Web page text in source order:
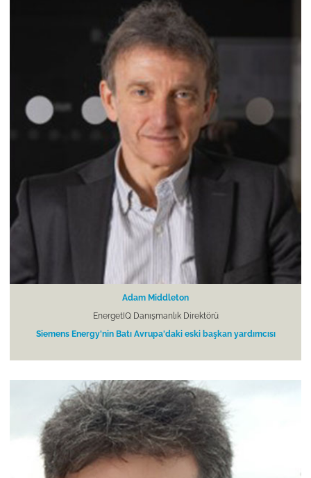
Adam Middleton
EnergetIQ Danışmanlık Direktörü
Siemens Energy'nin Batı Avrupa'daki eski başkan yardımcısı